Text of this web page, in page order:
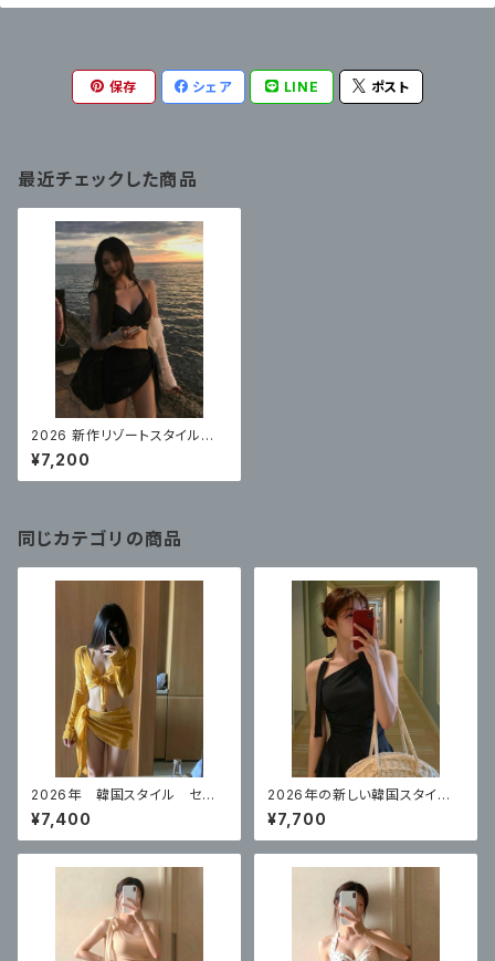
保存 シェア LINE ポスト
最近チェックした商品
2026 新作リゾートスタイル水
着レディースビキニ高品質スパ
ロングスカートセクシー 3 点
セット
¥7,200
同じカテゴリの商品
2026年 韓国スタイル セク
シービキニイエロー 4点セット
¥7,400
2026年の新しい韓国スタイ
ル ハイエンドのワンピースブ
ラックスカートスタイル 体型カ
バー
¥7,700